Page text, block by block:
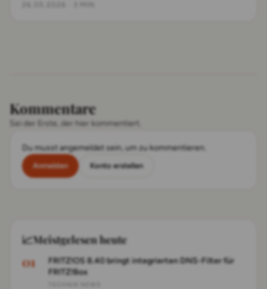
Kommentare
Sei der Erste, der hier kommentiert.
Du musst angemeldet sein, um zu kommentieren.
Anmelden Konto erstellen
📈Meistgelesen heute
FRITZ!OS 8.40 bringt integrierten DNS-Filter für
FRITZ!Box